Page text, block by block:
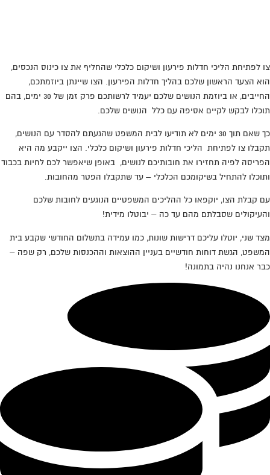
צו לפתיחת הליכי חדלות פירעון ושיקום כלכלי שהחליף את צו כינוס הנכסים,
הוא הצעד הראשון שלכם בהליך חדלות הפירעון. הצו שיינתן ביוזמתכם,
החייבים, או ביוזמת הנושים שלכם יעמיד לרשותכם פרק זמן של 30 ימים, בהם
תוכלו לבקש לקיים אסיפה עם כלל הנושים שלכם.
כך שאם תוך 30 ימים לא תודיעו לבית המשפט שהגעתם להסדר עם הנושים,
תקבלו צו לפתיחת הליכי חדלות פירעון ושיקום כלכלי. הצו ייקבע מה היא
הפריסה לפיה תחזירו את חובותיכם לנושים, באופן שיאפשר לכם לחיות בכבוד
ותוכלו להתחיל בשיקומכם הכלכלי – עד שתקבלו הפטר מהחובות.
עם קבלת הצו, יוקפאו כל ההליכים המשפטיים הנוגעים לחובות שלכם
והעיקולים שסבלתם מהם עד כה – יבוטלו מידית!
מצד שני, יוטלו עליכם דרישות שונות, כמו עמידה בתשלום החודשי שקבע בית
המשפט, הגשת דוחות חודשיים בעניין ההוצאות וההכנסות שלכם, רק שפה –
כבר אנחנו נהיה בתמונה!